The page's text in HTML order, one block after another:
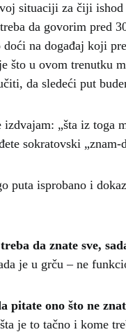
situaciji za čiji
da govorim pred
na događaj koji
što u ovom trenutku
da sledeći put
„šta iz toga
sokratovski
puta isprobano i
da znate sve,
je u grču – ne
pitate ono što ne
je to tačno i kome